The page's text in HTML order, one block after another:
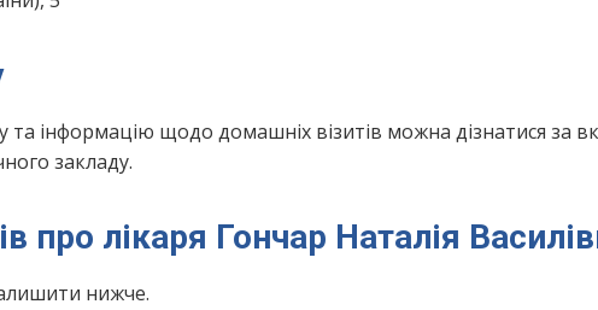
та інформацію щодо домашніх візитів можна дізнатися за
закладу.
про лікаря Гончар Наталія
нижче.